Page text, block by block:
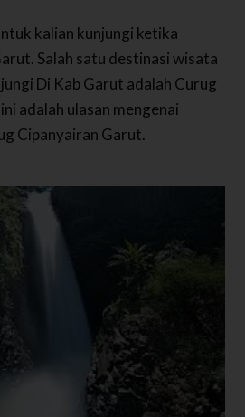
kalian kunjungi ketika
Salah satu destinasi wisata
Di Kab Garut adalah Curug
adalah ulasan mengenai
Cipanyairan Garut.